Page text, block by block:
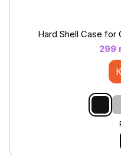
Hard Shell Case for
299